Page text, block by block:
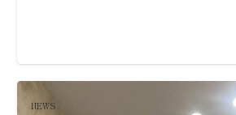
NEWS